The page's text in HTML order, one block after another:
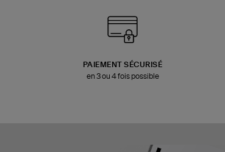
PAIEMENT SÉCURISÉ
en 3 ou 4 fois possible